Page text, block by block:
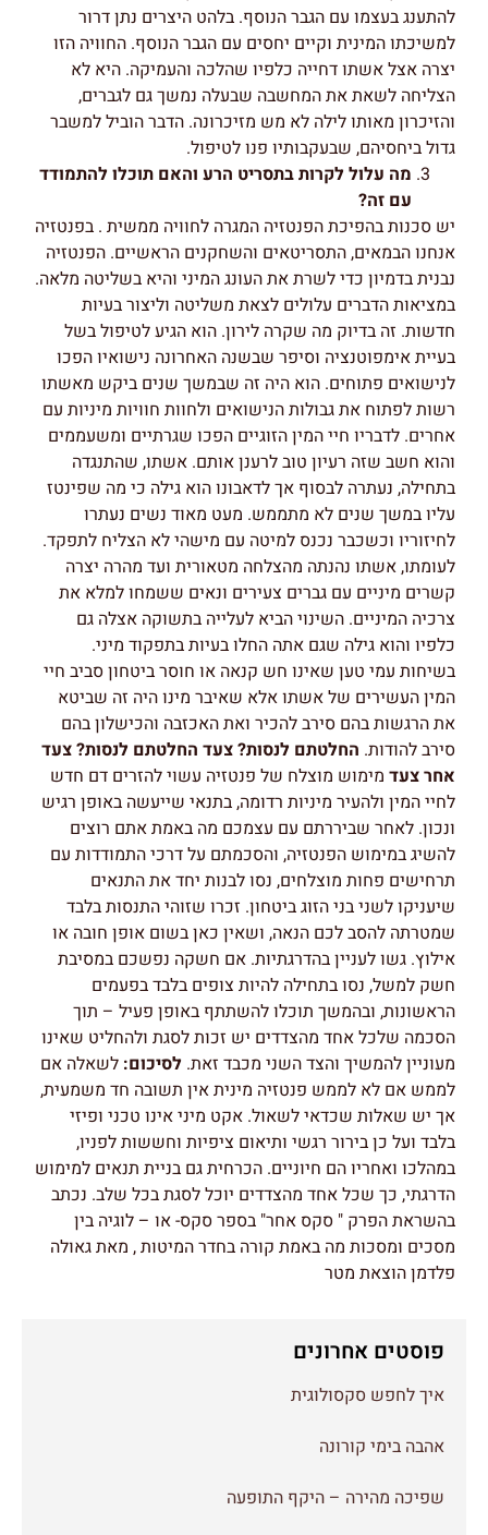
להתענג בעצמו עם הגבר הנוסף. בלהט היצרים נתן דרור
למשיכתו המינית וקיים יחסים עם הגבר הנוסף. החוויה הזו
יצרה אצל אשתו דחייה כלפיו שהלכה והעמיקה. היא לא
הצליחה לשאת את המחשבה שבעלה נמשך גם לגברים,
והזיכרון מאותו לילה לא מש מזיכרונה. הדבר הוביל למשבר
גדול ביחסיהם, שבעקבותיו פנו לטיפול.
מה עלול לקרות בתסריט הרע והאם תוכלו להתמודד
עם זה?
יש סכנות בהפיכת הפנטזיה המגרה לחוויה ממשית . בפנטזיה
אנחנו הבמאים, התסריטאים והשחקנים הראשיים. הפנטזיה
נבנית בדמיון כדי לשרת את העונג המיני והיא בשליטה מלאה.
במציאות הדברים עלולים לצאת משליטה וליצור בעיות
חדשות. זה בדיוק מה שקרה לירון. הוא הגיע לטיפול בשל
בעיית אימפוטנציה וסיפר שבשנה האחרונה נישואיו הפכו
לנישואים פתוחים. הוא היה זה שבמשך שנים ביקש מאשתו
רשות לפתוח את גבולות הנישואים ולחוות חוויות מיניות עם
אחרים. לדבריו חיי המין הזוגיים הפכו שגרתיים ומשעממים
והוא חשב שזה רעיון טוב לרענן אותם. אשתו, שהתנגדה
בתחילה, נעתרה לבסוף אך לדאבונו הוא גילה כי מה שפינטז
עליו במשך שנים לא מתממש. מעט מאוד נשים נעתרו
לחיזוריו וכשכבר נכנס למיטה עם מישהי לא הצליח לתפקד.
לעומתו, אשתו נהנתה מהצלחה מטאורית ועד מהרה יצרה
קשרים מיניים עם גברים צעירים ונאים ששמחו למלא את
צרכיה המיניים. השינוי הביא לעלייה בתשוקה אצלה גם
כלפיו והוא גילה שגם אתה החלו בעיות בתפקוד מיני.
בשיחות עמי טען שאינו חש קנאה או חוסר ביטחון סביב חיי
המין העשירים של אשתו אלא שאיבר מינו היה זה שביטא
את הרגשות בהם סירב להכיר ואת האכזבה והכישלון בהם
סירב להודות. החלטתם לנסות? צעד החלטתם לנסות? צעד
אחר צעד מימוש מוצלח של פנטזיה עשוי להזרים דם חדש
לחיי המין ולהעיר מיניות רדומה, בתנאי שייעשה באופן רגיש
ונכון. לאחר שביררתם עם עצמכם מה באמת אתם רוצים
להשיג במימוש הפנטזיה, והסכמתם על דרכי התמודדות עם
תרחישים פחות מוצלחים, נסו לבנות יחד את התנאים
שיעניקו לשני בני הזוג ביטחון. זכרו שזוהי התנסות בלבד
שמטרתה להסב לכם הנאה, ושאין כאן בשום אופן חובה או
אילוץ. גשו לעניין בהדרגתיות. אם חשקה נפשכם במסיבת
חשק למשל, נסו בתחילה להיות צופים בלבד בפעמים
הראשונות, ובהמשך תוכלו להשתתף באופן פעיל – תוך
הסכמה שלכל אחד מהצדדים יש זכות לסגת ולהחליט שאינו
מעוניין להמשיך והצד השני מכבד זאת. לסיכום: לשאלה אם
לממש אם לא לממש פנטזיה מינית אין תשובה חד משמעית,
אך יש שאלות שכדאי לשאול. אקט מיני אינו טכני ופיזי
בלבד ועל כן בירור רגשי ותיאום ציפיות וחששות לפניו,
במהלכו ואחריו הם חיוניים. הכרחית גם בניית תנאים למימוש
הדרגתי, כך שכל אחד מהצדדים יוכל לסגת בכל שלב. נכתב
בהשראת הפרק " סקס אחר" בספר סקס- או – לוגיה בין
מסכים ומסכות מה באמת קורה בחדר המיטות , מאת גאולה
פלדמן הוצאת מטר
פוסטים אחרונים
איך לחפש סקסולוגית
אהבה בימי קורונה
שפיכה מהירה – היקף התופעה